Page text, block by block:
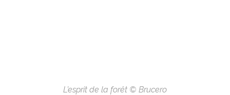
L’esprit de la forêt © Brucero